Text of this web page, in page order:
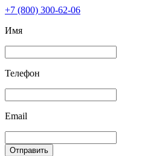
+7 (800) 300-62-06
Имя
Телефон
Email
Отправить